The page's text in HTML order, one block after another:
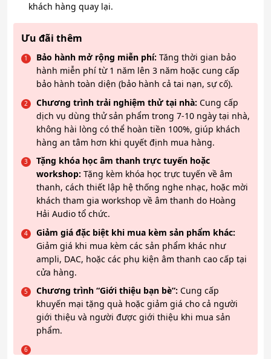
khách hàng quay lại.
Ưu đãi thêm
Bảo hành mở rộng miễn phí: Tăng thời gian bảo
hành miễn phí từ 1 năm lên 3 năm hoặc cung cấp
bảo hành toàn diện (bảo hành cả tai nạn, sự cố).
Chương trình trải nghiệm thử tại nhà: Cung cấp
dịch vụ dùng thử sản phẩm trong 7-10 ngày tại nhà,
không hài lòng có thể hoàn tiền 100%, giúp khách
hàng an tâm hơn khi quyết định mua hàng.
Tặng khóa học âm thanh trực tuyến hoặc
workshop: Tặng kèm khóa học trực tuyến về âm
thanh, cách thiết lập hệ thống nghe nhạc, hoặc mời
khách tham gia workshop về âm thanh do Hoàng
Hải Audio tổ chức.
Giảm giá đặc biệt khi mua kèm sản phẩm khác:
Giảm giá khi mua kèm các sản phẩm khác như
ampli, DAC, hoặc các phụ kiện âm thanh cao cấp tại
cửa hàng.
Chương trình “Giới thiệu bạn bè”: Cung cấp
khuyến mại tặng quà hoặc giảm giá cho cả người
giới thiệu và người được giới thiệu khi mua sản
phẩm.